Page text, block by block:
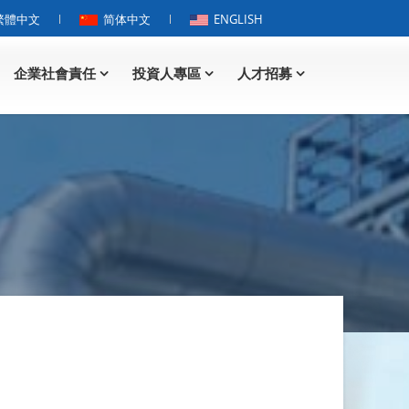
中文 简体中文 ENGLISH
企業社會責任 投資人專區 人才招募